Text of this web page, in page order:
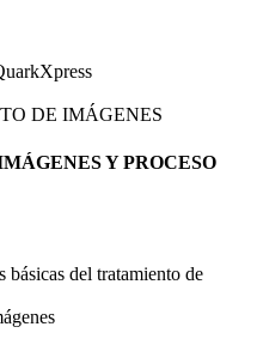
DE IMÁGENES
Y PROCESO
básicas del tratamiento de